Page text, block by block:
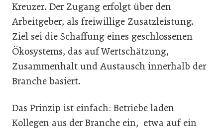
Kreuzer. Der Zugang erfolgt über den
Arbeitgeber, als freiwillige Zusatzleistung.
Ziel sei die Schaffung eines geschlossenen
Ökosystems, das auf Wertschätzung,
Zusammenhalt und Austausch innerhalb der
Branche basiert.
Das Prinzip ist einfach: Betriebe laden
Kollegen aus der Branche ein, etwa auf ein